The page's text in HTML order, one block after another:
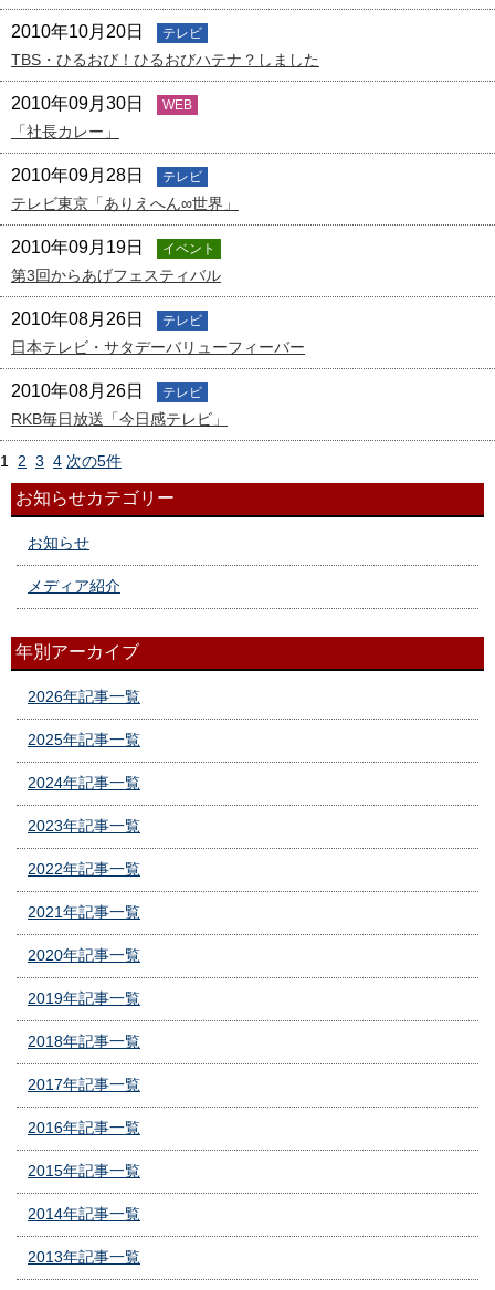
2010年10月20日 テレビ
TBS・ひるおび！ひるおびハテナ？しました
2010年09月30日 WEB
「社長カレー」
2010年09月28日 テレビ
テレビ東京「ありえへん∞世界」
2010年09月19日 イベント
第3回からあげフェスティバル
2010年08月26日 テレビ
日本テレビ・サタデーバリューフィーバー
2010年08月26日 テレビ
RKB毎日放送「今日感テレビ」
1 2 3 4 次の5件
お知らせカテゴリー
お知らせ
メディア紹介
年別アーカイブ
2026年記事一覧
2025年記事一覧
2024年記事一覧
2023年記事一覧
2022年記事一覧
2021年記事一覧
2020年記事一覧
2019年記事一覧
2018年記事一覧
2017年記事一覧
2016年記事一覧
2015年記事一覧
2014年記事一覧
2013年記事一覧